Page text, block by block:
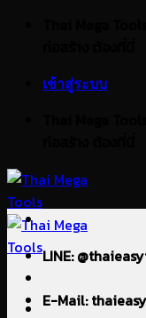
เข้าสู่ระบบ
LINE:
E-Mail: